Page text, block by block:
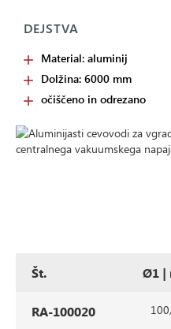
DEJSTVA
Material: aluminij
Dolžina: 6000 mm
očiščeno in odrezano
Št. Ø1 |
RA-100020